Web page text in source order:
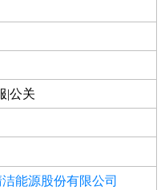
|公关
能源股份有限公司